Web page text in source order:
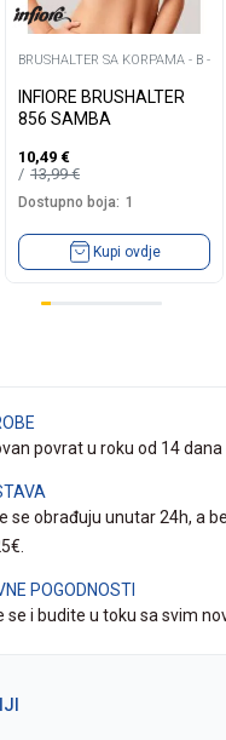
BRUSHALTER SA KORPAMA - B -
INFIORE BRUSHALTER
856 SAMBA
10,49 €
13,99€
Dostupno boja: 1
Kupi ovdje
povrat u roku od 14 dana
se obrađuju unutar 24h, a
POGODNOSTI
se i budite u toku sa svim